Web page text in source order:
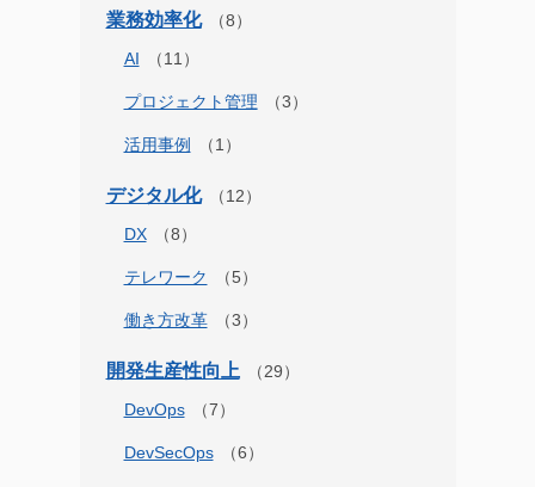
業務効率化
AI
プロジェクト管理
活用事例
デジタル化
DX
テレワーク
働き方改革
開発生産性向上
DevOps
DevSecOps